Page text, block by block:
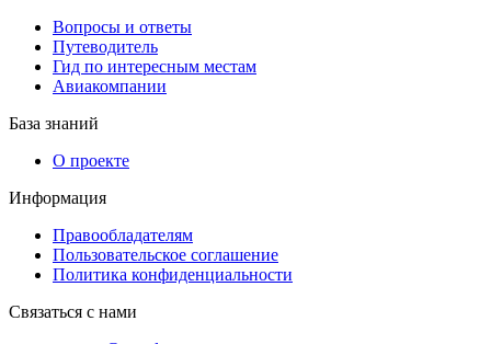
Вопросы и ответы
Путеводитель
Гид по интересным местам
Авиакомпании
База знаний
О проекте
Информация
Правообладателям
Пользовательское соглашение
Политика конфиденциальности
Связаться с нами